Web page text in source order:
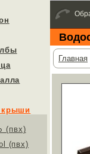
крыши
(пвх)
(пвх)
Главная